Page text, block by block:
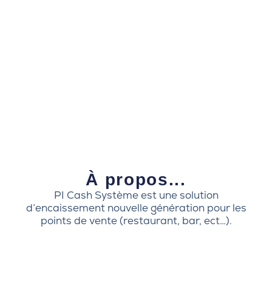
À propos...
PI Cash Système est une solution
d’encaissement nouvelle génération pour les
points de vente (restaurant, bar, ect…).